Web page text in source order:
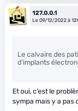
127.0.0.1
Le 09/12/2022 à
Le calvaire des
d’implants
Et oui, c’est le
sympa mais y a pas